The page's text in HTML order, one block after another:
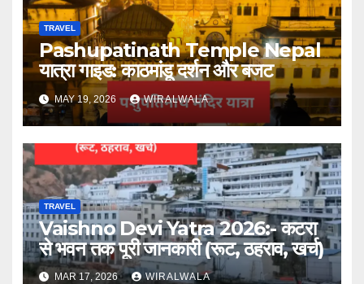
TRAVEL
Pashupatinath Temple Nepal
यात्रा गाइड: काठमांडू दर्शन और बजट
MAY 19, 2026 WIRALWALA
TRAVEL
Vaishno Devi Yatra 2026:- कटरा
से भवन तक पूरी जानकारी (रूट, ठहराव, खर्च)
MAR 17, 2026 WIRALWALA